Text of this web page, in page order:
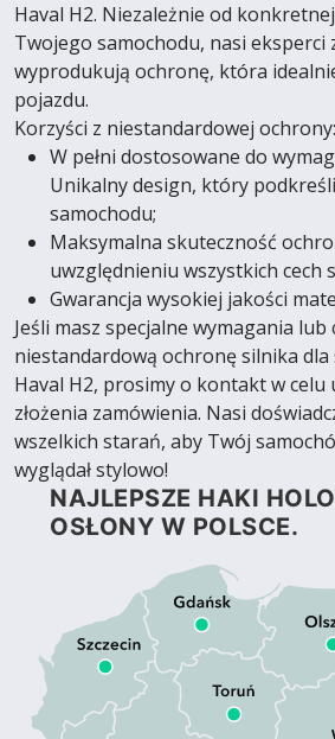
Haval H2. Niezależnie od
Twojego samochodu, nasi eksperci
wyprodukują ochronę, która
pojazdu.
Korzyści z niestandardowej ochrony:
W pełni dostosowane do
Unikalny design, który
samochodu;
Maksymalna skuteczność
uwzględnieniu wszystkich cech
Gwarancja wysokiej jakości
Jeśli masz specjalne wymagania lub
niestandardową ochronę silnika
Haval H2, prosimy o kontakt w celu
złożenia zamówienia. Nasi
wszelkich starań, aby Twój
wyglądał stylowo!
NAJLEPSZE HAKI
OSŁONY W POLSCE.